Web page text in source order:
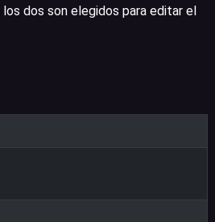
dos son elegidos para editar el